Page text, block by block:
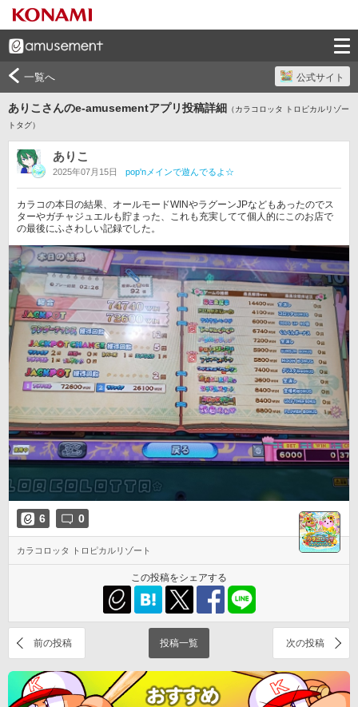
一覧へ 公式サイト
ありこさんのe-amusementアプリ投稿詳細 （カラコロッタ トロピカルリゾー
トタグ）
ありこ
2025年07月15日 pop'nメインで遊んでるよ☆
カラコの本日の結果、オールモードWINやラグーンJPなどもあったのでス
ターやガチャジュエルも貯まった、これも充実してて個人的にこのお店で
の最後にふさわしい記録でした。
6 0
カラコロッタ トロピカルリゾート
この投稿をシェアする
前の投稿 投稿一覧 次の投稿